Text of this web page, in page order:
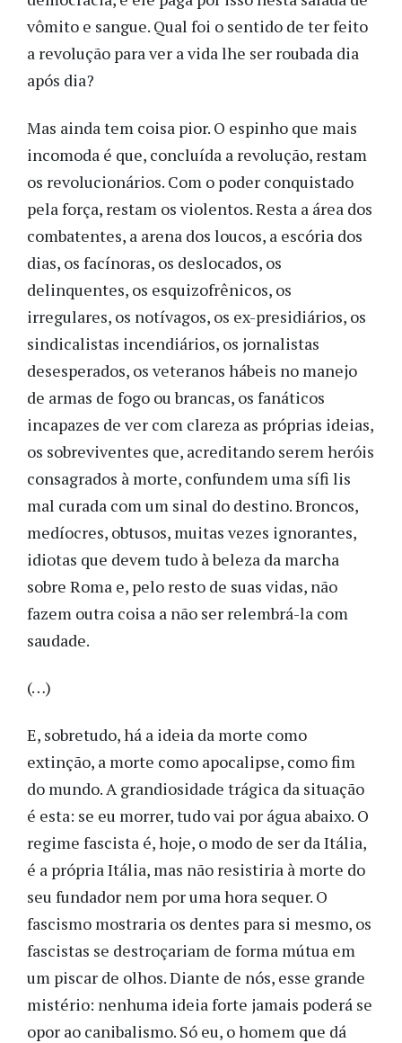
vômito e sangue. Qual foi o sentido de ter feito
a revolução para ver a vida lhe ser roubada dia
após dia?
Mas ainda tem coisa pior. O espinho que mais
incomoda é que, concluída a revolução, restam
os revolucionários. Com o poder conquistado
pela força, restam os violentos. Resta a área dos
combatentes, a arena dos loucos, a escória dos
dias, os facínoras, os deslocados, os
delinquentes, os esquizofrênicos, os
irregulares, os notívagos, os ex-presidiários, os
sindicalistas incendiários, os jornalistas
desesperados, os veteranos hábeis no manejo
de armas de fogo ou brancas, os fanáticos
incapazes de ver com clareza as próprias ideias,
os sobreviventes que, acreditando serem heróis
consagrados à morte, confundem uma sífi lis
mal curada com um sinal do destino. Broncos,
medíocres, obtusos, muitas vezes ignorantes,
idiotas que devem tudo à beleza da marcha
sobre Roma e, pelo resto de suas vidas, não
fazem outra coisa a não ser relembrá-la com
saudade.
(…)
E, sobretudo, há a ideia da morte como
extinção, a morte como apocalipse, como fim
do mundo. A grandiosidade trágica da situação
é esta: se eu morrer, tudo vai por água abaixo. O
regime fascista é, hoje, o modo de ser da Itália,
é a própria Itália, mas não resistiria à morte do
seu fundador nem por uma hora sequer. O
fascismo mostraria os dentes para si mesmo, os
fascistas se destroçariam de forma mútua em
um piscar de olhos. Diante de nós, esse grande
mistério: nenhuma ideia forte jamais poderá se
opor ao canibalismo. Só eu, o homem que dá